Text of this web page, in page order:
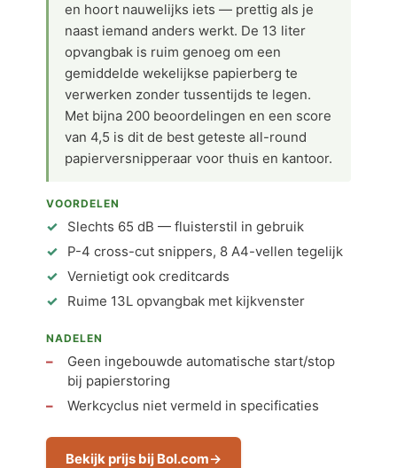
en hoort nauwelijks iets — prettig als je
naast iemand anders werkt. De 13 liter
opvangbak is ruim genoeg om een
gemiddelde wekelijkse papierberg te
verwerken zonder tussentijds te legen.
Met bijna 200 beoordelingen en een score
van 4,5 is dit de best geteste all-round
papierversnipperaar voor thuis en kantoor.
VOORDELEN
Slechts 65 dB — fluisterstil in gebruik
P-4 cross-cut snippers, 8 A4-vellen tegelijk
Vernietigt ook creditcards
Ruime 13L opvangbak met kijkvenster
NADELEN
Geen ingebouwde automatische start/stop
bij papierstoring
Werkcyclus niet vermeld in specificaties
Bekijk prijs bij Bol.com